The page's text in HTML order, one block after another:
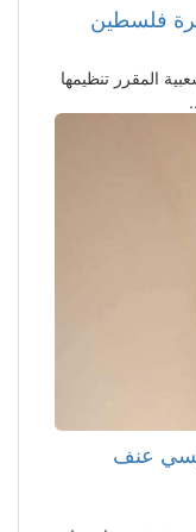
فلسطين
المقرر تنظيمها
عنف